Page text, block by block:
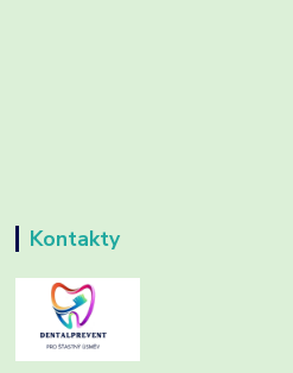
Kontakty